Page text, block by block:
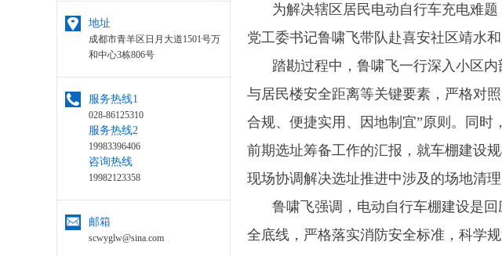
地址
成都市青羊区日月大道1501号万
和中心3栋806号
服务热线1
028-86125310
服务热线2
19983396406
咨询热线
19982123358
邮箱
scwyglw@sina.com
为解决辖区居民电动自行车充电难
党工委书记鲁啸飞带队赴喜安社区靖水
踏勘过程中，鲁啸飞一行深入小区
与居民楼安全距离等关键要素，严格对
合规、便捷实用、因地制宜”原则。同
前期选址筹备工作的汇报，就车棚建设
现场协调解决选址推进中涉及的场地清
鲁啸飞强调，电动自行车棚建设是
全底线，严格落实消防安全标准，科学